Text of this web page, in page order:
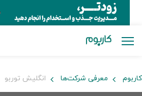
کاربوم معرفی شرکت‌ها انگلیش توربو